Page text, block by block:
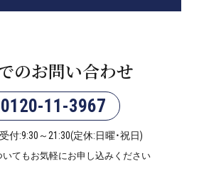
のお問い合わせ
0120-11-3967
受付:9:30～21:30(定休:日曜・祝日)
てもお気軽にお申し込みください